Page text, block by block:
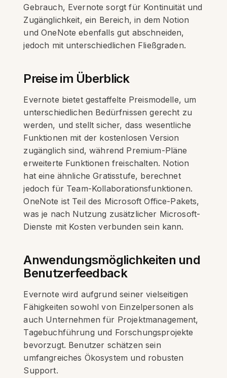
Gebrauch, Evernote sorgt für Kontinuität und
Zugänglichkeit, ein Bereich, in dem Notion
und OneNote ebenfalls gut abschneiden,
jedoch mit unterschiedlichen Fließgraden.
Preise im Überblick
Evernote bietet gestaffelte Preismodelle, um
unterschiedlichen Bedürfnissen gerecht zu
werden, und stellt sicher, dass wesentliche
Funktionen mit der kostenlosen Version
zugänglich sind, während Premium-Pläne
erweiterte Funktionen freischalten. Notion
hat eine ähnliche Gratisstufe, berechnet
jedoch für Team-Kollaborationsfunktionen.
OneNote ist Teil des Microsoft Office-Pakets,
was je nach Nutzung zusätzlicher Microsoft-
Dienste mit Kosten verbunden sein kann.
Anwendungsmöglichkeiten und
Benutzerfeedback
Evernote wird aufgrund seiner vielseitigen
Fähigkeiten sowohl von Einzelpersonen als
auch Unternehmen für Projektmanagement,
Tagebuchführung und Forschungsprojekte
bevorzugt. Benutzer schätzen sein
umfangreiches Ökosystem und robusten
Support.